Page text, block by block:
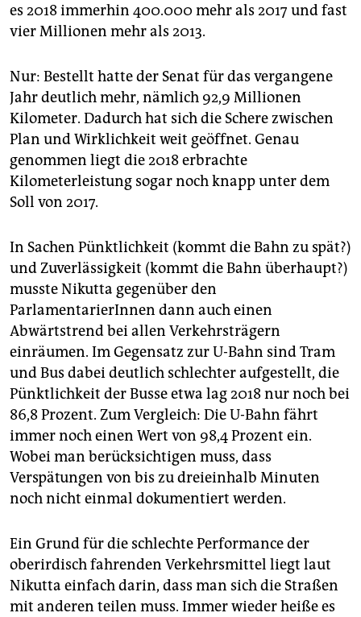
es 2018 immerhin 400.000 mehr als 2017 und fast
vier Millionen mehr als 2013.
Nur: Bestellt hatte der Senat für das vergangene
Jahr deutlich mehr, nämlich 92,9 Millionen
Kilometer. Dadurch hat sich die Schere zwischen
Plan und Wirklichkeit weit geöffnet. Genau
genommen liegt die 2018 erbrachte
Kilometerleistung sogar noch knapp unter dem
Soll von 2017.
In Sachen Pünktlichkeit (kommt die Bahn zu spät?)
und Zuverlässigkeit (kommt die Bahn überhaupt?)
musste Nikutta gegenüber den
ParlamentarierInnen dann auch einen
Abwärtstrend bei allen Verkehrsträgern
einräumen. Im Gegensatz zur U-Bahn sind Tram
und Bus dabei deutlich schlechter aufgestellt, die
Pünktlichkeit der Busse etwa lag 2018 nur noch bei
86,8 Prozent. Zum Vergleich: Die U-Bahn fährt
immer noch einen Wert von 98,4 Prozent ein.
Wobei man berücksichtigen muss, dass
Verspätungen von bis zu dreieinhalb Minuten
noch nicht einmal dokumentiert werden.
Ein Grund für die schlechte Performance der
oberirdisch fahrenden Verkehrsmittel liegt laut
Nikutta einfach darin, dass man sich die Straßen
mit anderen teilen muss. Immer wieder heiße es